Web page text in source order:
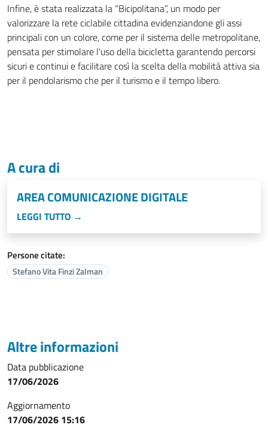
Infine, è stata realizzata la “Bicipolitana”, un modo per
valorizzare la rete ciclabile cittadina evidenziandone gli assi
principali con un colore, come per il sistema delle metropolitane,
pensata per stimolare l'uso della bicicletta garantendo percorsi
sicuri e continui e facilitare così la scelta della mobilità attiva sia
per il pendolarismo che per il turismo e il tempo libero.
A cura di
AREA COMUNICAZIONE DIGITALE
LEGGI TUTTO →
Persone citate:
Stefano Vita Finzi Zalman
Altre informazioni
Data pubblicazione
17/06/2026
Aggiornamento
17/06/2026 15:16